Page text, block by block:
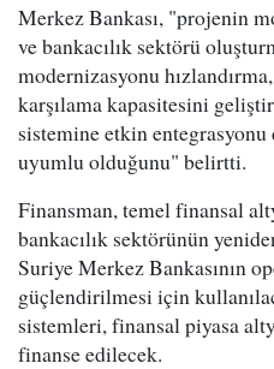
Merkez Bankası, "projenin
ve bankacılık sektörü
modernizasyonu
karşılama kapasitesini
sistemine etkin
uyumlu olduğunu" belirtti.
Finansman, temel finansal
bankacılık sektörünün
Suriye Merkez Bankasının
güçlendirilmesi için
sistemleri, finansal piyasa
finanse edilecek.